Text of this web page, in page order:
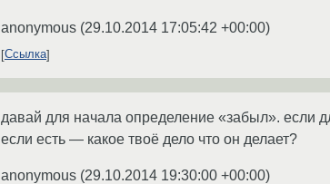
anonymous (29.10.2014 17:05:42 +00:00)
Ссылка
давай для начала определение «забыл». если
если есть — какое твоё дело что он делает?
anonymous (29.10.2014 19:30:00 +00:00)